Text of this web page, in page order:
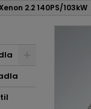
2.2 140PS/103kW